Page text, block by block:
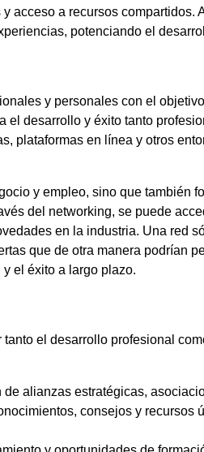
a recursos compartidos.
potenciando el
y personales con el
desarrollo y éxito tanto
plataformas en línea y otros
y empleo, sino que también
del networking, se puede
en la industria. Una red
que de otra manera podrían
el éxito a largo plazo.
el desarrollo profesional
de alianzas estratégicas,
consejos y recursos